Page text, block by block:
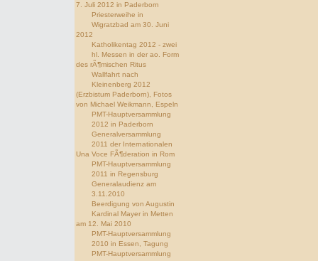
7. Juli 2012 in Paderborn
Priesterweihe in
Wigratzbad am 30. Juni
2012
Katholikentag 2012 - zwei
hl. Messen in der ao. Form
des rÃ¶mischen Ritus
Wallfahrt nach
Kleinenberg 2012
(Erzbistum Paderborn), Fotos
von Michael Weikmann, Espeln
PMT-Hauptversammlung
2012 in Paderborn
Generalversammlung
2011 der Internationalen
Una Voce FÃ¶deration in Rom
PMT-Hauptversammlung
2011 in Regensburg
Generalaudienz am
3.11.2010
Beerdigung von Augustin
Kardinal Mayer in Metten
am 12. Mai 2010
PMT-Hauptversammlung
2010 in Essen, Tagung
PMT-Hauptversammlung